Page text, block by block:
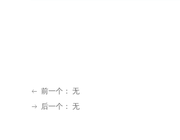
ꂃ 前一个： 无
ꁹ 后一个： 无